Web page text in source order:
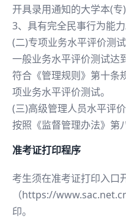
开具录用通知的大学本(专
3、具有完全民事行为能力
(二)专项业务水平评价测试
一般业务水平评价测试达
符合《管理规则》第十条
项业务水平评价测试。
(三)高级管理人员水平评
按照《监督管理办法》第
准考证打印程序
考生须在准考证打印入口
（https://
印。